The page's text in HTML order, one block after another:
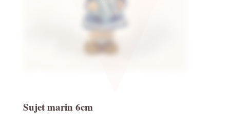
Sujet marin 6cm